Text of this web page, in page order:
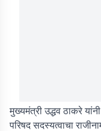
मुख्यमंत्री उद्धव ठाकरे
परिषद सदस्यत्वाचा